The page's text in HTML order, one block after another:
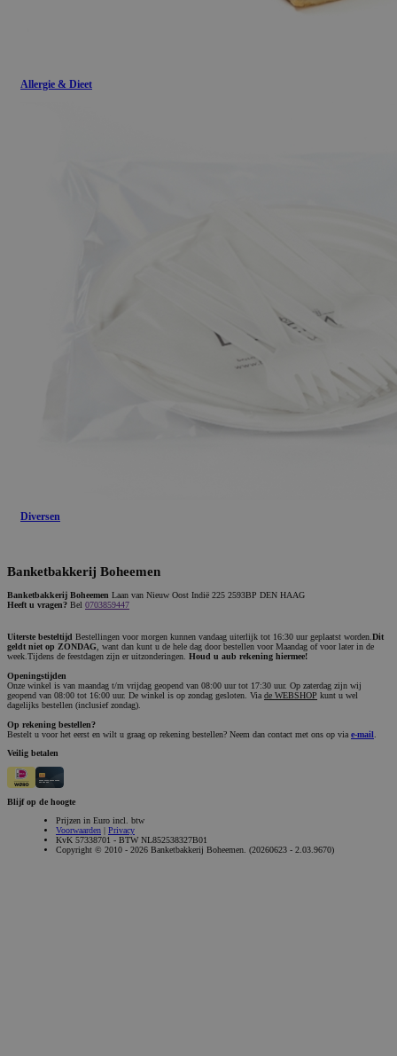
Allergie & Dieet
Diversen
Banketbakkerij Boheemen
Banketbakkerij Boheemen Laan van Nieuw Oost Indië 225 2593BP DEN HAAG
Heeft u vragen? Bel 0703859447
Uiterste besteltijd Bestellingen voor morgen kunnen vandaag uiterlijk tot 16:30 uur geplaatst worden.Dit
geldt niet op ZONDAG, want dan kunt u de hele dag door bestellen voor Maandag of voor later in de
week.Tijdens de feestdagen zijn er uitzonderingen. Houd u aub rekening hiermee!
Openingstijden
Onze winkel is van maandag t/m vrijdag geopend van 08:00 uur tot 17:30 uur. Op zaterdag zijn wij
geopend van 08:00 tot 16:00 uur. De winkel is op zondag gesloten. Via de WEBSHOP kunt u wel
dagelijks bestellen (inclusief zondag).
Op rekening bestellen?
Bestelt u voor het eerst en wilt u graag op rekening bestellen? Neem dan contact met ons op via e-mail.
Veilig betalen
Blijf op de hoogte
Prijzen in Euro incl. btw
Voorwaarden | Privacy
KvK 57338701 - BTW NL852538327B01
Copyright © 2010 - 2026 Banketbakkerij Boheemen. (20260623 - 2.03.9670)